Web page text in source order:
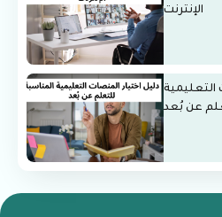
الإنترنت
التعليمية
عن بُعد